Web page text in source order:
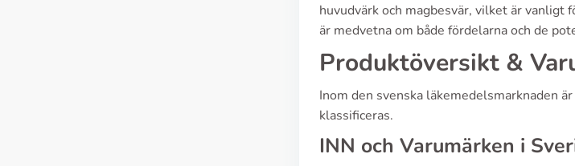
huvudvärk och magbesvär, vilket är
är medvetna om både fördelarna och de
Produktöversikt &
Inom den svenska läkemedelsmarknaden
klassificeras.
INN och Varumärken i